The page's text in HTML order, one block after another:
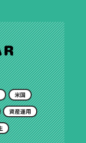
米国
資産運用